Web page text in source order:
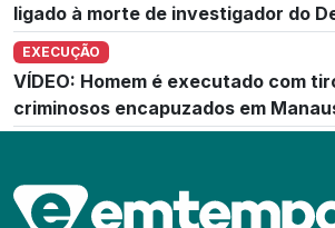
ligado à morte de investigador do
EXECUÇÃO
VÍDEO: Homem é executado com
criminosos encapuzados em